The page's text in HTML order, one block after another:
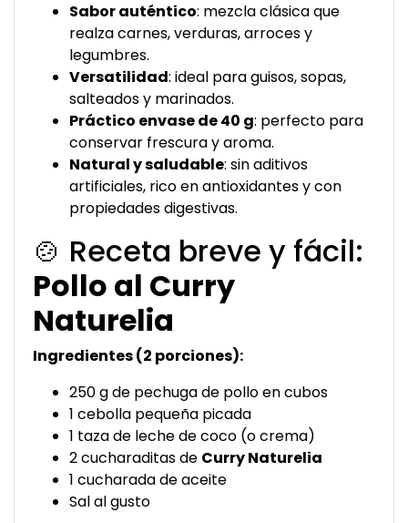
Sabor auténtico: mezcla clásica que
realza carnes, verduras, arroces y
legumbres.
Versatilidad: ideal para guisos, sopas,
salteados y marinados.
Práctico envase de 40 g: perfecto para
conservar frescura y aroma.
Natural y saludable: sin aditivos
artificiales, rico en antioxidantes y con
propiedades digestivas.
🍲 Receta breve y fácil:
Pollo al Curry
Naturelia
Ingredientes (2 porciones):
250 g de pechuga de pollo en cubos
1 cebolla pequeña picada
1 taza de leche de coco (o crema)
2 cucharaditas de Curry Naturelia
1 cucharada de aceite
Sal al gusto